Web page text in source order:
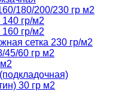
180/200/230 гр м2
гр/м2
гр/м2
сетка 230 гр/м2
45/60 гр м2
30 гр м2